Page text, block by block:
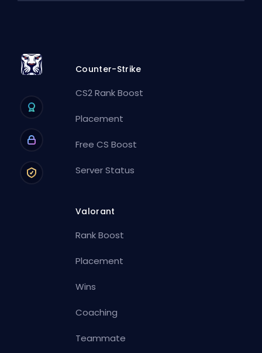
Counter-Strike
CS2 Rank Boost
Placement
Free CS Boost
Server Status
Valorant
Rank Boost
Placement
Wins
Coaching
Teammate